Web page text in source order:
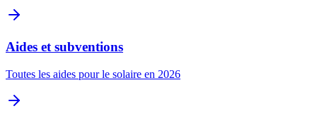
Aides et subventions
Toutes les aides pour le solaire en 2026